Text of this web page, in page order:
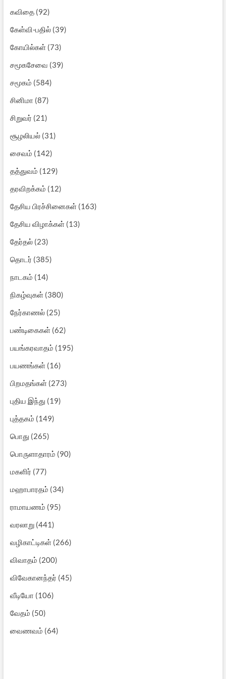
கவிதை(92)
கேள்வி-பதில்(39)
கோயில்கள்(73)
சமூகசேவை (39)
சமூகம் (584)
சினிமா (87)
சிறுவர் (21)
சூழலியல்(31)
சைவம் (142)
தத்துவம் (129)
தரவிறக்கம் (12)
தேசிய பிரச்சினைகள்(163)
தேசிய விழாக்கள்(13)
தேர்தல்(23)
தொடர் (385)
நாடகம் (14)
நிகழ்வுகள்(380)
நேர்காணல்(25)
பண்டிகைகள்(62)
பயங்கரவாதம் (195)
பயணங்கள்(16)
பிறமதங்கள்(273)
புதிய இந்து (19)
புத்தகம் (149)
பொது (265)
பொருளாதாரம் (90)
மகளிர் (77)
மஹாபாரதம் (34)
ராமாயணம் (95)
வரலாறு(441)
வழிகாட்டிகள்(266)
விவாதம் (200)
விவேகானந்தர் (45)
வீடியோ (106)
வேதம் (50)
வைணவம் (64)